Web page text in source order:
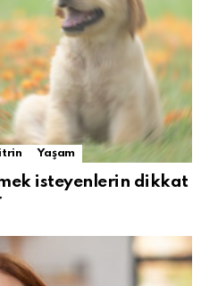
Yaşam
isteyenlerin dikkat